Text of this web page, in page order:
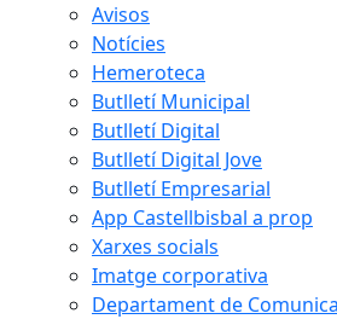
Avisos
Notícies
Hemeroteca
Butlletí Municipal
Butlletí Digital
Butlletí Digital Jove
Butlletí Empresarial
App Castellbisbal a prop
Xarxes socials
Imatge corporativa
Departament de